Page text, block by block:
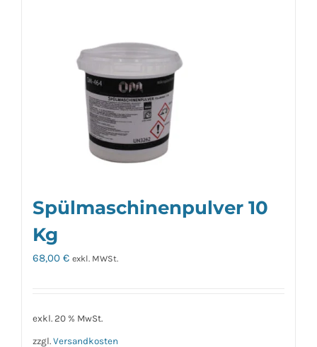
Spülmaschinenpulver 10
Kg
68,00 € exkl. MWSt.
exkl. 20 % MwSt.
zzgl. Versandkosten